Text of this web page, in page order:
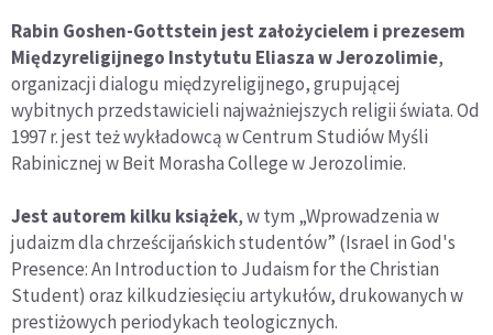
Rabin Goshen-Gottstein jest założycielem i prezesem
Międzyreligijnego Instytutu Eliasza w Jerozolimie,
organizacji dialogu międzyreligijnego, grupującej
wybitnych przedstawicieli najważniejszych religii świata. Od
1997 r. jest też wykładowcą w Centrum Studiów Myśli
Rabinicznej w Beit Morasha College w Jerozolimie.
Jest autorem kilku książek, w tym „Wprowadzenia w
judaizm dla chrześcijańskich studentów” (Israel in God's
Presence: An Introduction to Judaism for the Christian
Student) oraz kilkudziesięciu artykułów, drukowanych w
prestiżowych periodykach teologicznych.